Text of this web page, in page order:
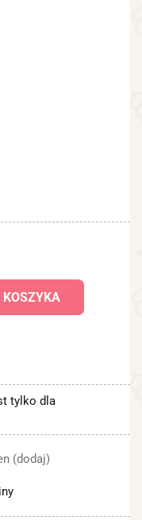
KOSZYKA
tylko dla
(dodaj)